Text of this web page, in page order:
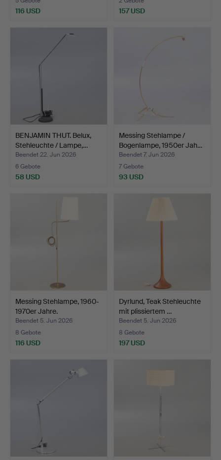
116 USD 157 USD
BENJAMIN THUT. Belux,
Stehleuchte / Lampe,…
Beendet 22. Jun 2026
6 Gebote
58 USD
Messing Stehlampe /
Bogenlampe, 1950er Jah…
Beendet 7. Jun 2026
7 Gebote
93 USD
Messing Stehlampe, 1960-
1970er Jahre.
Beendet 5. Jun 2026
8 Gebote
116 USD
Dyrlund, Teak Stehleuchte
mit plissiertem …
Beendet 5. Jun 2026
8 Gebote
197 USD